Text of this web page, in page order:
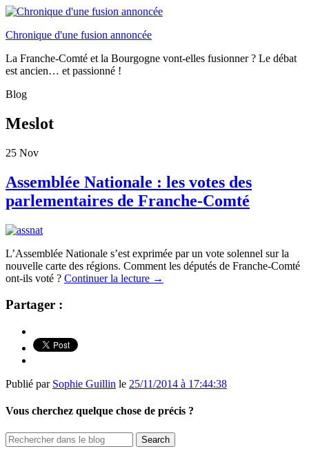
Chronique d'une fusion annoncée
La Franche-Comté et la Bourgogne vont-elles fusionner ? Le débat
est ancien… et passionné !
Blog
Meslot
25 Nov
Assemblée Nationale : les votes des
parlementaires de Franche-Comté
L’Assemblée Nationale s’est exprimée par un vote solennel sur la
nouvelle carte des régions. Comment les députés de Franche-Comté
ont-ils voté ? Continuer la lecture →
Partager :
Publié par Sophie Guillin le 25/11/2014 à 17:44:38
Vous cherchez quelque chose de précis ?